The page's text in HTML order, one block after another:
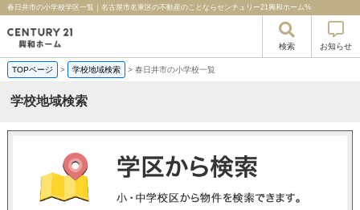
春日井市の小学校学区一覧｜名古屋市名東区の不動産のことならセンチュリー21興和ホーム%
検索 お知らせ
TOPページ > 学校地域検索 > 春日井市の小学校一覧
学校地域検索